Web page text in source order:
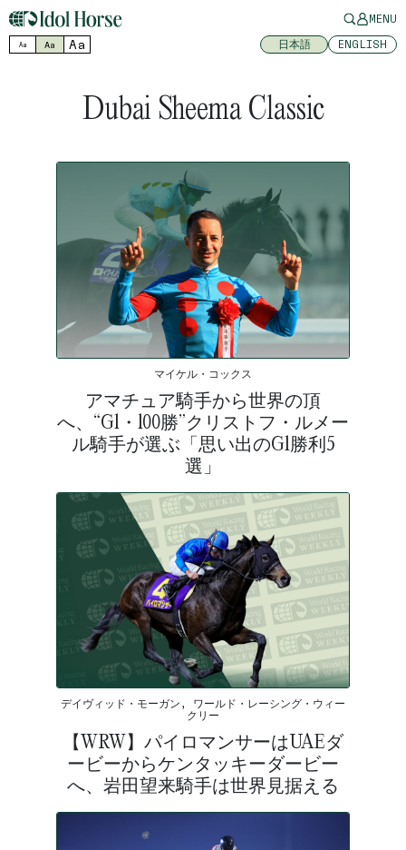
MENU
Aa Aa Aa 日本語 ENGLISH
Dubai Sheema Classic
マイケル・コックス
アマチュア騎手から世界の頂
へ、“G1・100勝”クリストフ・ルメー
ル騎手が選ぶ「思い出のG1勝利5
選」
デイヴィッド・モーガン, ワールド・レーシング・ウィー
クリー
【WRW】パイロマンサーはUAEダ
ービーからケンタッキーダービー
へ、岩田望来騎手は世界見据える